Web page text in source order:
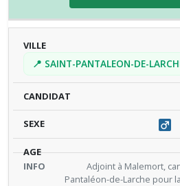
📍 SAINT-PANTALEON-DE-
Adjoint à Malemort,
Pantaléon-de-Larche pour